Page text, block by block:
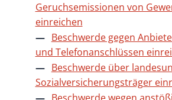
Geruchsemissionen von
einreichen
Beschwerde gegen
und Telefonanschlüssen
Beschwerde über
Sozialversicherungsträger